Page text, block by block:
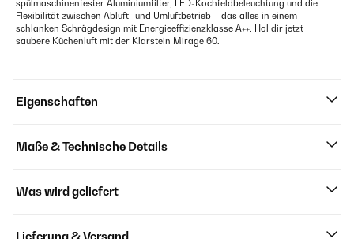
spülmaschinenfester Aluminiumfilter, LED-Kochfeldbeleuchtung und die
Flexibilität zwischen Abluft- und Umluftbetrieb – das alles in einem
schlanken Schrägdesign mit Energieeffizienzklasse A++. Hol dir jetzt
saubere Küchenluft mit der Klarstein Mirage 60.
Eigenschaften
Maße & Technische Details
Was wird geliefert
Lieferung & Versand